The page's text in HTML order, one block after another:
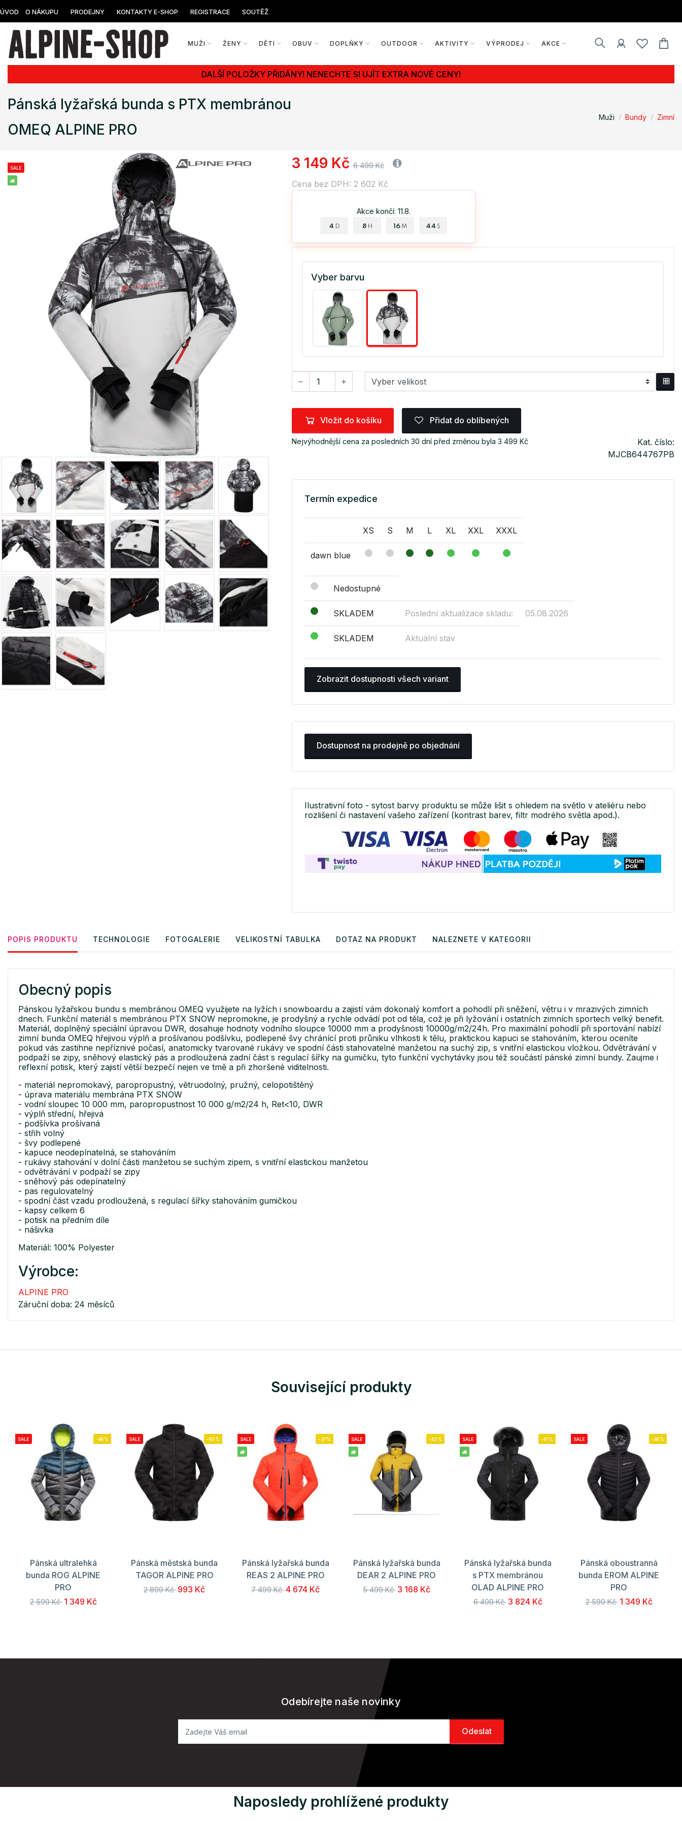
ÚVOD O NÁKUPU PRODEJNY KONTAKTY E-SHOP REGISTRACE SOUTĚŽ
MUŽI ŽENY DĚTI OBUV DOPLŇKY OUTDOOR AKTIVITY VÝPRODEJ AKCE
DALŠÍ POLOŽKY PŘIDÁNY! NENECHTE SI UJÍT EXTRA NOVÉ CENY!
Pánská lyžařská bunda s PTX membránou
OMEQ ALPINE PRO
Muži Bundy Zimní
SALE 3 149 Kč 6 499 Kč
Cena bez DPH: 2 602 Kč
Akce končí: 11.8.
4 D 8 H 16 M 43 S
Vyber barvu
Vložit do košíku Přidat do oblíbených
Nejvýhodnější cena za posledních 30 dní před změnou byla 3 499 Kč
Kat. číslo:
MJCB644767PB
Termín expedice
XS S M L XL XXL XXXL
dawn blue
Nedostupné
SKLADEM Poslední aktualizace skladu: 05.08.2026
SKLADEM Aktuální stav
Zobrazit dostupnosti všech variant
Dostupnost na prodejně po objednání
Ilustrativní foto - sytost barvy produktu se může lišit s ohledem na světlo v ateliéru nebo
rozlišení či nastavení vašeho zařízení (kontrast barev, filtr modrého světla apod.).
POPIS PRODUKTU TECHNOLOGIE FOTOGALERIE VELIKOSTNÍ TABULKA DOTAZ NA PRODUKT NALEZNETE V KATEGORII
Obecný popis
Pánskou lyžařskou bundu s membránou OMEQ využijete na lyžích i snowboardu a zajistí vám dokonalý komfort a pohodlí při sněžení, větru i v mrazivých zimních
dnech. Funkční materiál s membránou PTX SNOW nepromokne, je prodyšný a rychle odvádí pot od těla, což je při lyžování i ostatních zimních sportech velký benefit.
Materiál, doplněný speciální úpravou DWR, dosahuje hodnoty vodního sloupce 10000 mm a prodyšnosti 10000g/m2/24h. Pro maximální pohodlí při sportování nabízí
zimní bunda OMEQ hřejivou výplň a prošívanou podšívku, podlepené švy chránící proti průniku vlhkosti k tělu, praktickou kapuci se stahováním, kterou oceníte
pokud vás zastihne nepříznivé počasí, anatomicky tvarované rukávy ve spodní části stahovatelné manžetou na suchý zip, s vnitřní elastickou vložkou. Odvětrávání v
podpaží se zipy, sněhový elastický pás a prodloužená zadní část s regulací šířky na gumičku, tyto funkční vychytávky jsou též součástí pánské zimní bundy. Zaujme i
reflexní potisk, který zajistí větší bezpečí nejen ve tmě a při zhoršené viditelnosti.
- materiál nepromokavý, paropropustný, větruodolný, pružný, celopotištěný
- úprava materiálu membrána PTX SNOW
- vodní sloupec 10 000 mm, paropropustnost 10 000 g/m2/24 h, Ret<10, DWR
- výplň střední, hřejivá
- podšívka prošívaná
- střih volný
- švy podlepené
- kapuce neodepínatelná, se stahováním
- rukávy stahování v dolní části manžetou se suchým zipem, s vnitřní elastickou manžetou
- odvětrávání v podpaží se zipy
- sněhový pás odepínatelný
- pas regulovatelný
- spodní část vzadu prodloužená, s regulací šířky stahováním gumičkou
- kapsy celkem 6
- potisk na předním díle
- nášivka
Materiál: 100% Polyester
Výrobce:
ALPINE PRO
Záruční doba: 24 měsíců
Související produkty
SALE -48%
Pánská ultralehká
bunda ROG ALPINE
PRO
2 599 Kč 1 349 Kč
SALE -65%
Pánská městská bunda
TAGOR ALPINE PRO
2 899 Kč 993 Kč
SALE -37%
Pánská lyžařská bunda
REAS 2 ALPINE PRO
7 499 Kč4 674 Kč
SALE -42%
Pánská lyžařská bunda
DEAR 2 ALPINE PRO
5 499 Kč 3 168 Kč
SALE -41%
Pánská lyžařská bunda
s PTX membránou
OLAD ALPINE PRO
6 499 Kč 3 824 Kč
SALE -48%
Pánská oboustranná
bunda EROM ALPINE
PRO
2 599 Kč 1 349 Kč
Odebírejte naše novinky
Naposledy prohlížené produkty